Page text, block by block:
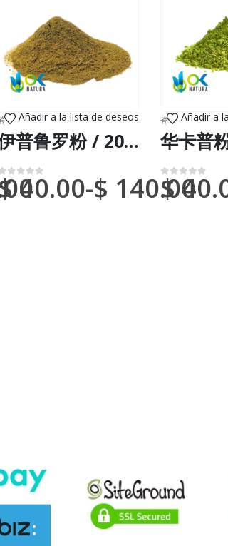
） Añadir a la lista de deseos
奇异的草药 ,新到货物（DHL 或联邦快递）
伊普鲁罗粉 / 200gr at 2kg - (Alchornea Castaneifolia) - 100%天然草本植物叶粉
0满分 5 分
40.00-$ 140.00
Añadir a
奇异的草药 ,新
0满分 5 分
$